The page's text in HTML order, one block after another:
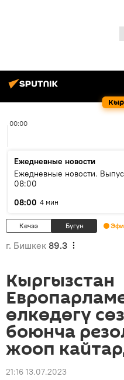
00:00
Ежедневные новости
Ежедневные новости.
08:00
08:00 4 мин
Кечээ Бүгүн
г. Бишкек 89.3
Кыргызстан
өлкөдөгү
боюнча
жооп
21:16 13.07.2023